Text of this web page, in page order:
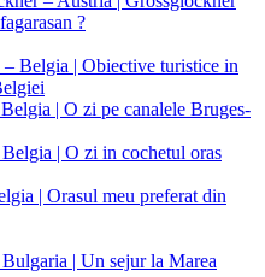
?
Belgia | Obiective turistice in
| O zi pe canalele Bruges-
| O zi in cochetul oras
| Orasul meu preferat din
| Un sejur la Marea